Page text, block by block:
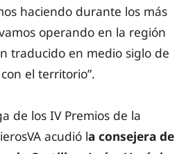
haciendo durante los más
operando en la región
traducido en medio siglo de
el territorio”.
de los IV Premios de la
acudió la consejera de